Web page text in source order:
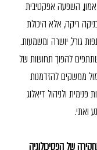
אמון, השפעה אפקטיבית
ריקה, אלא היכולת
גורל, יושרה ומשמעות.
להפוך תחושות של
ממשקים להזדמנות
ולניהול דיאלוג
ואתי.
של הפסיכולוגיה